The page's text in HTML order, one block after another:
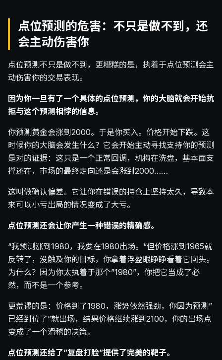
点位预测的危害：不只是做不到，还
会主动伤害你
点位预测不只是做不到，更糟糕的是，执着于点位预测会主
动伤害你的交易表现。
因为你一旦有了一个具体的点位预测，你的大脑就会开始抗
拒与这个预测相悖的信息。
你预测黄金会涨到2000。于是你买入。价格开始下跌。这
时候你的大脑会发生什么？它会开始主动寻找支持你的预测
是对的证据：这只是一个正常回调，机构在洗盘，基本面支
撑还在，市场的最终走向还是会涨到2000……
这叫做确认偏差。它让你在错误的持仓上坚持太久，导致本
来可以小亏出局的情况变成了大亏。
点位预测还会让你产生一种错误的精确感。
“我预测涨到1980，我要在1980出场。“但价格涨到1965就
反转了，没触及你的目标，你拿着浮盈眼睁睁看着它回头。
为什么？因为你太执着于那个”1980”，你把它当成了必
然，而不是一个参考。
更荒谬的是：价格到了1980，涨势依然强劲，你因为预测”
已经到位了”就出场，结果价格继续涨到2100，你的出场点
变成了一个滑稽的决策。
点位预测还给了”复盘打脸”提供了完美的靶子。